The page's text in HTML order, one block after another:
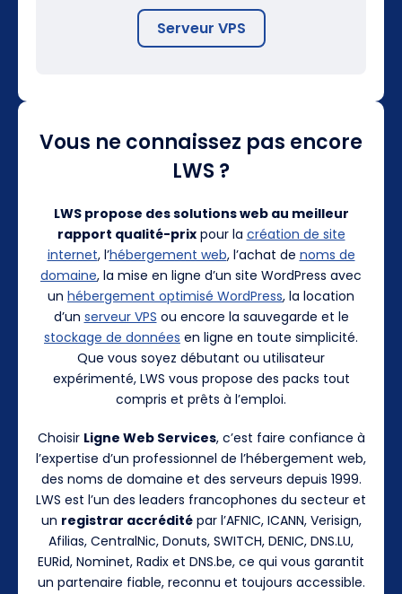
Serveur VPS
Vous ne connaissez pas encore
LWS ?
LWS propose des solutions web au meilleur
rapport qualité-prixpour la création de site
internet, l’hébergement web, l’achat de noms de
domaine, la mise en ligne d’un site WordPress avec
un hébergement optimisé WordPress, la location
d’un serveur VPS ou encore la sauvegarde et le
stockage de données en ligne en toute simplicité.
Que vous soyez débutant ou utilisateur
expérimenté, LWS vous propose des packs tout
compris et prêts à l’emploi.
Choisir Ligne Web Services, c’est faire confiance à
l’expertise d’un professionnel de l’hébergement web,
des noms de domaine et des serveurs depuis 1999.
LWS est l’un des leaders francophones du secteur et
un registrar accréditépar l’AFNIC, ICANN, Verisign,
Afilias, CentralNic, Donuts, SWITCH, DENIC, DNS.LU,
EURid, Nominet, Radix et DNS.be, ce qui vous garantit
un partenaire fiable, reconnu et toujours accessible.